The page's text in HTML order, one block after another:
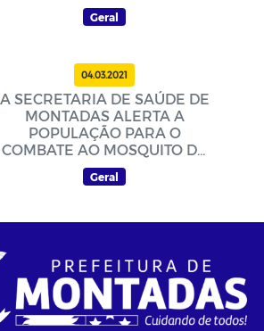
Geral
04.03.2021
A SECRETARIA DE SAÚDE DE
MONTADAS ALERTA A
POPULAÇÃO PARA O
COMBATE AO MOSQUITO DA
DENGUE
Geral